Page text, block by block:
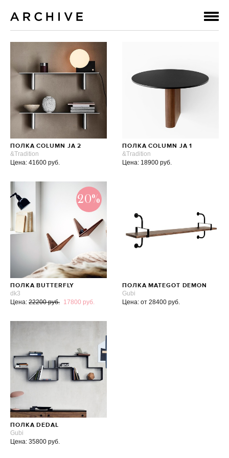
ПОЛКА COLUMN JA 2
&Tradition
Цена: 41600 руб.
ПОЛКА COLUMN JA 1
&Tradition
Цена: 18900 руб.
20%
ПОЛКА BUTTERFLY
dk3
Цена: 22200 руб. 17800 руб.
ПОЛКА MATEGOT DEMON
Gubi
Цена: от 28400 руб.
ПОЛКА DEDAL
Gubi
Цена: 35800 руб.